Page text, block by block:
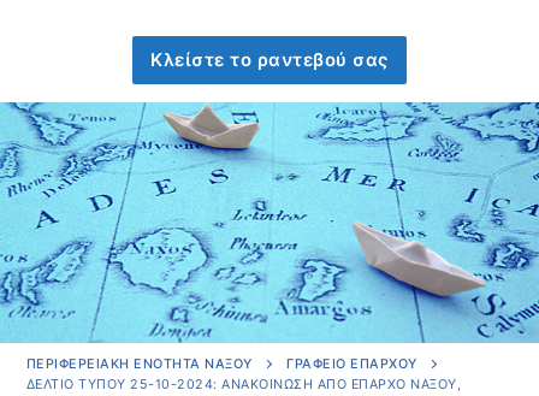
Κλείστε το ραντεβού σας
ΠΕΡΙΦΕΡΕΙΑΚΗ ΕΝΟΤΗΤΑ ΝΑΞΟΥ
ΓΡΑΦΕΊΟ ΕΠΆΡΧΟΥ
ΔΕΛΤΊΟ ΤΎΠΟΥ 25-10-2024: ΑΝΑΚΟΊΝΩΣΗ ΑΠΌ ΈΠΑΡΧΟ ΝΆΞΟΥ,